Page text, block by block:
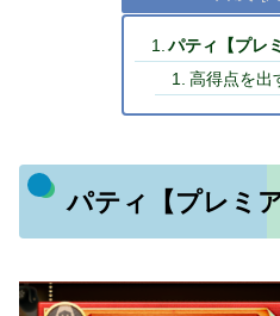
パティ【プレ
高得点を出
パティ【プレミ